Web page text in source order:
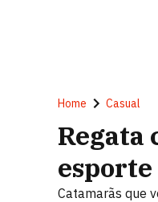
Home Casual
Regata
Catamarãs que